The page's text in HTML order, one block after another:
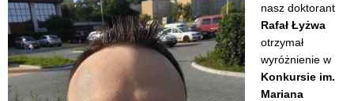
nasz doktorant
Rafał Łyżwa
otrzymał
wyróżnienie w
Konkursie im.
Mariana